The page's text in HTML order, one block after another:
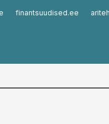
finantsuudised.ee